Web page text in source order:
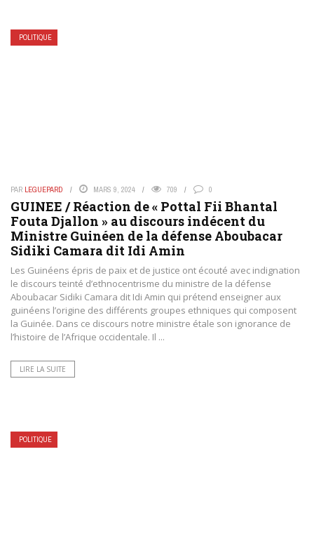
POLITIQUE
PAR LEGUEPARD MARS 9, 2024 709 0
GUINEE / Réaction de « Pottal Fii Bhantal
Fouta Djallon » au discours indécent du
Ministre Guinéen de la défense Aboubacar
Sidiki Camara dit Idi Amin
Les Guinéens épris de paix et de justice ont écouté avec indignation
le discours teinté d’ethnocentrisme du ministre de la défense
Aboubacar Sidiki Camara dit Idi Amin qui prétend enseigner aux
guinéens l’origine des différents groupes ethniques qui composent
la Guinée. Dans ce discours notre ministre étale son ignorance de
l’histoire de l’Afrique occidentale. Il ...
LIRE LA SUITE
POLITIQUE